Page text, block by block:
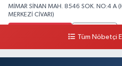
MİMAR SİNAN MAH. 8546 SOK. NO:4 A
MERKEZİ CİVARI)
Tüm Nöbetçi